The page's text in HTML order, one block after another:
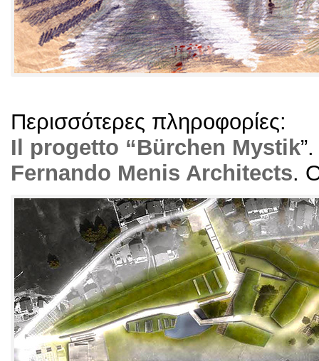
Περισσότερες πληροφορίες:
Il progetto “Bürchen Mystik”
Fernando Menis Architects.